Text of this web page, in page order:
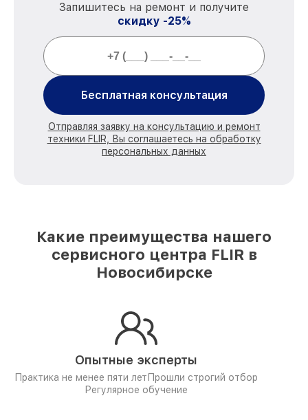
Запишитесь на ремонт и получите
скидку -25%
Бесплатная консультация
Отправляя заявку на консультацию и ремонт
техники FLIR, Вы соглашаетесь на обработку
персональных данных
Какие преимущества нашего
сервисного центра FLIR в
Новосибирске
Опытные эксперты
Практика не менее пяти лет Прошли строгий отбор
Регулярное обучение